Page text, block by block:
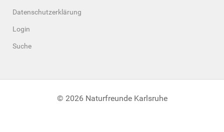
Datenschutzerklärung
Login
Suche
© 2026 Naturfreunde Karlsruhe